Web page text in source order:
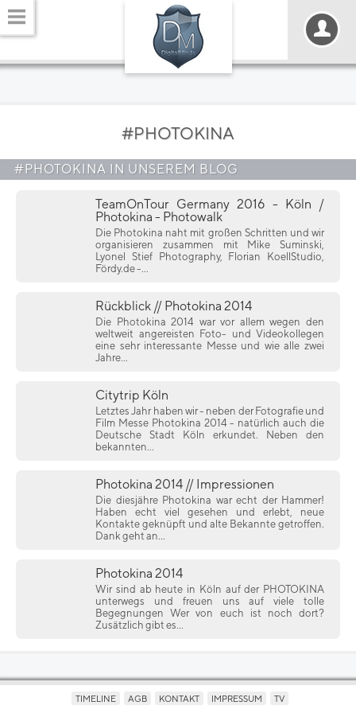
#PHOTOKINA
#PHOTOKINA IN UNSEREM BLOG
TeamOnTour Germany 2016 - Köln /
Photokina - Photowalk
Die Photokina naht mit großen Schritten und wir
organisieren zusammen mit Mike Suminski,
Lyonel Stief Photography, Florian KoellStudio,
Fördy.de -...
Rückblick // Photokina 2014
Die Photokina 2014 war vor allem wegen den
weltweit angereisten Foto- und Videokollegen
eine sehr interessante Messe und wie alle zwei
Jahre...
Citytrip Köln
Letztes Jahr haben wir - neben der Fotografie und
Film Messe Photokina 2014 - natürlich auch die
Deutsche Stadt Köln erkundet. Neben den
bekannten...
Photokina 2014 // Impressionen
Die diesjähre Photokina war echt der Hammer!
Haben echt viel gesehen und erlebt, neue
Kontakte geknüpft und alte Bekannte getroffen.
Dank geht an...
Photokina 2014
Wir sind ab heute in Köln auf der PHOTOKINA
unterwegs und freuen uns auf viele tolle
Begegnungen Wer von euch ist noch dort?
Zusätzlich gibt es...
TIMELINE AGB KONTAKT IMPRESSUM TV